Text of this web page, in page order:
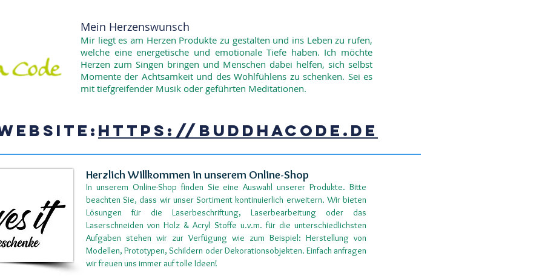
Mein Herzenswunsch
Mir liegt es am Herzen Produkte zu gestalten und ins Leben zu rufen,
welche eine energetische und emotionale Tiefe haben. Ich möchte
Herzen zum Singen bringen und Menschen dabei helfen, sich selbst
Momente der Achtsamkeit und des Wohlfühlens zu schenken. Sei es
mit tiefgreifender Musik oder geführten Meditationen.
https://buddhacode.de
Herzlich Willkommen in unserem Online-Shop
In unserem Online-Shop finden Sie eine Auswahl unserer Produkte. Bitte
beachten Sie, dass wir unser Sortiment kontinuierlich erweitern. Wir bieten
Lösungen für die Laserbeschriftung, Laserbearbeitung oder das
Laserschneiden von Holz & Acryl Stoffe u.v.m. für die unterschiedlichsten
Aufgaben stehen wir zur Verfügung wie zum Beispiel: Herstellung von
Modellen, Prototypen, Schildern oder Dekorationsobjekten. Einfach anfragen
wir freuen uns immer auf tolle Ideen!